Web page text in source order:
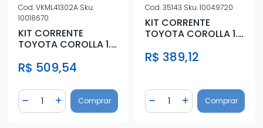
Cod.VKML41302A Sku.
10018670
KIT CORRENTE
TOYOTA COROLLA 1.6
R$ 509,54
Diminuir Quantidade
Quantidade
Adicionar Quantidade
Comprar
Cod.35143 Sku.10049720
KIT CORRENTE
TOYOTA COROLLA 1.6
R$ 389,12
Diminuir Quantidade
Quantidade
AdicionarComprar